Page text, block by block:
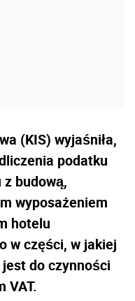
(KIS) wyjaśniła,
podatku
budową,
wyposażeniem
hotelu
w części, w jakiej
do czynności
VAT.